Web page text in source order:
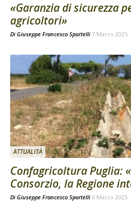
«Garanzia di sicurezza
agricoltori»
Di Giuseppe Francesco Sportelli 7 Marzo 2025
ATTUALITÀ
Confagricoltura Puglia:
Consorzio, la Regione
Di Giuseppe Francesco Sportelli 6 Marzo 2025